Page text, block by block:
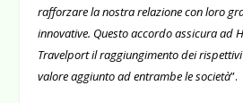
rafforzare la nostra relazione con loro
innovative. Questo accordo assicura ad
Travelport il raggiungimento dei
valore aggiunto ad entrambe le società”.